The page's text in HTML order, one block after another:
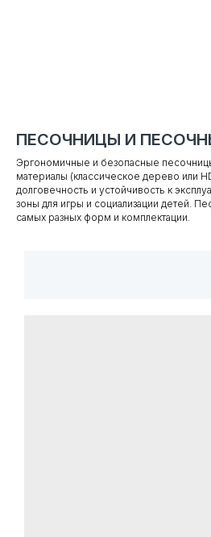
ПЕСОЧНИЦЫ И
Эргономичные и безопасные
материалы (классическое дерево или
долговечность и устойчивость к
зоны для игры и социализации детей.
самых разных форм и комплектации.